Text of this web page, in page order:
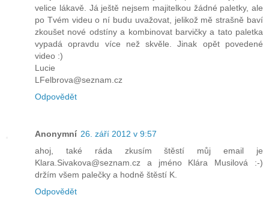
velice lákavě. Já ještě nejsem majitelkou žádné paletky, ale
po Tvém videu o ní budu uvažovat, jelikož mě strašně baví
zkoušet nové odstíny a kombinovat barvičky a tato paletka
vypadá opravdu více než skvěle. Jinak opět povedené
video :)
Lucie
LFelbrova@seznam.cz
Odpovědět
Anonymní 26. září 2012 v 9:57
ahoj, také ráda zkusím štěstí můj email je
Klara.Sivakova@seznam.cz a jméno Klára Musilová :-)
držím všem palečky a hodně štěstí K.
Odpovědět